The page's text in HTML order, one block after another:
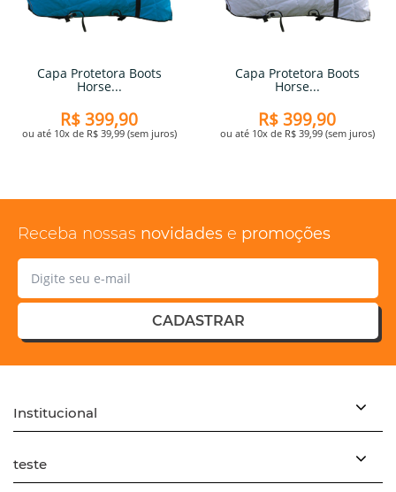
Capa Protetora Boots
Horse...
R$ 399,90
ou até 10x de R$ 39,99 (sem juros)
Capa Protetora Boots
Horse...
R$ 399,90
ou até 10x de R$ 39,99 (sem juros)
Receba nossas novidades e promoções
CADASTRAR
Institucional
teste